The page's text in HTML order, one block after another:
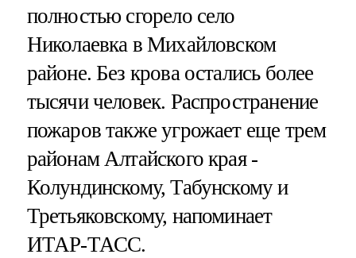
полностью сгорело село
Николаевка в Михайловском
районе. Без крова остались более
тысячи человек. Распространение
пожаров также угрожает еще трем
районам Алтайского края -
Колундинскому, Табунскому и
Третьяковскому, напоминает
ИТАР-ТАСС.